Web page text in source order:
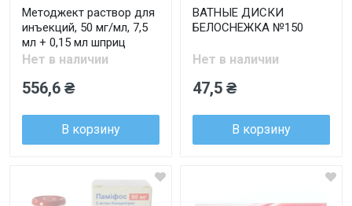
Методжект раствор для
инъекций, 50 мг/мл, 7,5
мл + 0,15 мл шприц
Нет в наличии
556,6 ₴
В корзину
ВАТНЫЕ ДИСКИ
БЕЛОСНЕЖКА №150
Нет в наличии
47,5 ₴
В корзину